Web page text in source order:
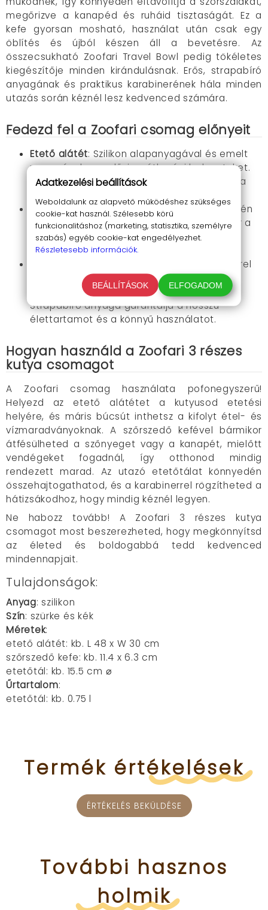
megőrizve a kanapéd és ruháid tisztaságát. Ez a
kefe gyorsan mosható, használat után csak egy
öblítés és újból készen áll a bevetésre. Az
összecsukható Zoofari Travel Bowl pedig tökéletes
kiegészítője minden kirándulásnak. Erős, strapabíró
anyagának és praktikus karabinerének hála minden
utazás során kéznél lesz kedvenced számára.
Fedezd fel a Zoofari csomag előnyeit
Etető alátét: Szilikon alapanyagával és emelt
peremével megelőzi az étkezési baleseteket.
Könnyen tisztítható és csúszásmentes, így a
Szőrszedő kefe : Kivételes V-alakú sörtéi révén
statikus elektromossággal gyűjti össze akár a
legmakacsabb szőrszálakat is, megkímélve
otthonod és ruháid a szőrtől.
: Praktikus karabinerrel
és mosogatógépben is mosható kivitelével
tökéletes útitárs a kirándulások során.
Strapabíró anyaga garantálja a hosszú
élettartamot és a könnyű használatot.
Hogyan használd a Zoofari 3 részes
kutya csomagot
A Zoofari csomag használata pofonegyszerű!
Helyezd az etető alátétet a kutyusod etetési
helyére, és máris búcsút inthetsz a kifolyt étel- és
vízmaradványoknak. A szőrszedő kefével bármikor
átfésülheted a szőnyeget vagy a kanapét, mielőtt
vendégeket fogadnál, így otthonod mindig
rendezett marad. Az utazó etetőtálat könnyedén
összehajtogathatod, és a karabinerrel rögzítheted a
hátizsákodhoz, hogy mindig kéznél legyen.
Ne habozz tovább! A Zoofari 3 részes kutya
csomagot most beszerezheted, hogy megkönnyítsd
az életed és boldogabbá tedd kedvenced
mindennapjait.
Tulajdonságok:
Anyag: szilikon
Szín: szürke és kék
Méretek:
etető alátét: kb. L 48 x W 30 cm
szőrszedő kefe: kb. 11.4 x 6.3 cm
etetőtál: kb. 15.5 cm ⌀
Űrtartalom:
etetőtál: kb. 0.75 l
Termék értékelések
ÉRTÉKELÉS BEKÜLDÉSE
További hasznos
holmik
Adatkezelési beállítások
Weboldalunk az alapvető működéshez szükséges
cookie-kat használ. Szélesebb körű
funkcionalitáshoz (marketing, statisztika, személyre
szabás) egyéb cookie-kat engedélyezhet.
Részletesebb információk.
BEÁLLÍTÁSOK ELFOGADOM